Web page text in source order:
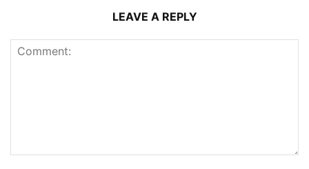
LEAVE A REPLY